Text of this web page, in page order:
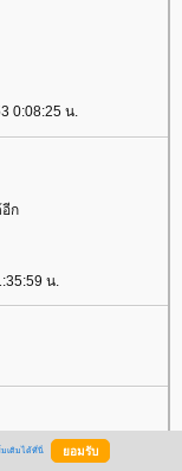
0:08:25 น.
ก
น.
มเติมได้ที่นี่